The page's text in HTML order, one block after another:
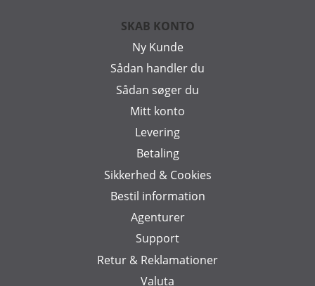
SKAB KONTO
Ny Kunde
Sådan handler du
Sådan søger du
Mitt konto
Levering
Betaling
Sikkerhed & Cookies
Bestil information
Agenturer
Support
Retur & Reklamationer
Valuta